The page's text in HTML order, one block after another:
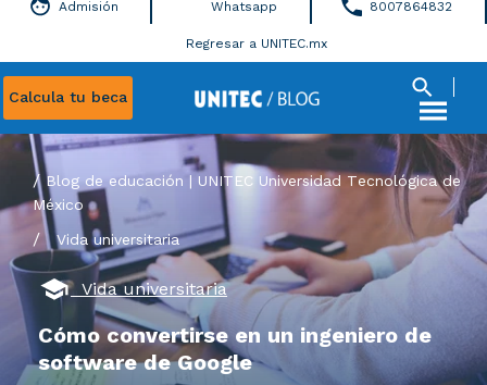
Calcula tu beca
Admisión Whatsapp 8007864832
Regresar a UNITEC.mx
Blog de educación | UNITEC Universidad Tecnológica de
México
/Vida universitaria
Vida universitaria
Cómo convertirse en un ingeniero de
software de Google